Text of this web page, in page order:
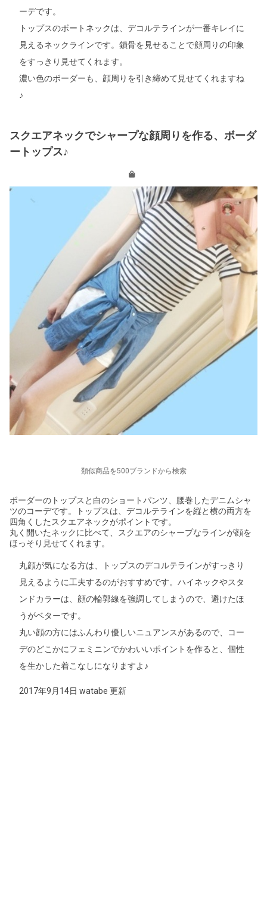
ーデです。
トップスのボートネックは、デコルテラインが一番キレイに
見えるネックラインです。鎖骨を見せることで顔周りの印象
をすっきり見せてくれます。
濃い色のボーダーも、顔周りを引き締めて見せてくれますね
♪
スクエアネックでシャープな顔周りを作る、ボーダ
ートップス♪
類似商品を500ブランドから検索
ボーダーのトップスと白のショートパンツ、腰巻したデニムシャ
ツのコーデです。トップスは、デコルテラインを縦と横の両方を
四角くしたスクエアネックがポイントです。
丸く開いたネックに比べて、スクエアのシャープなラインが顔を
ほっそり見せてくれます。
丸顔が気になる方は、トップスのデコルテラインがすっきり
見えるように工夫するのがおすすめです。ハイネックやスタ
ンドカラーは、顔の輪郭線を強調してしまうので、避けたほ
うがベターです。
丸い顔の方にはふんわり優しいニュアンスがあるので、コー
デのどこかにフェミニンでかわいいポイントを作ると、個性
を生かした着こなしになりますよ♪
2017年9月14日 watabe 更新